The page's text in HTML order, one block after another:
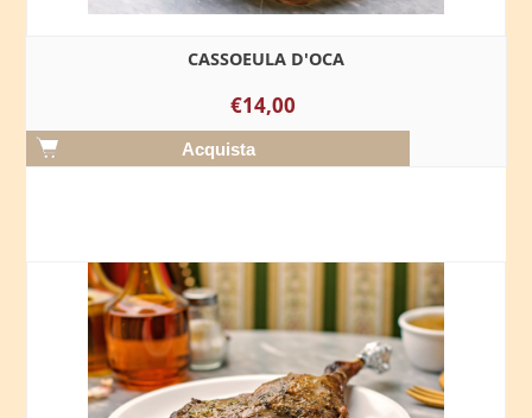
CASSOEULA D'OCA
€14,00